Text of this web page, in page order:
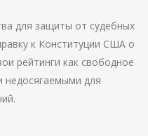
для защиты от судебных
к Конституции США о
рейтинги как свободное
недосягаемыми для